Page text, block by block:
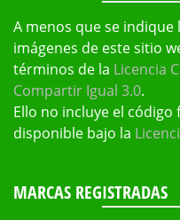
A menos que se
imágenes de este sitio
términos de la Licencia
Compartir Igual 3.0.
Ello no incluye el
disponible bajo la
MARCAS REGISTRADAS